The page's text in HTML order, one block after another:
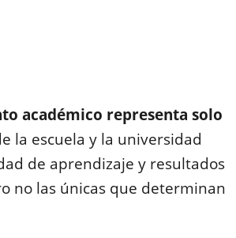
académico representa solo
la escuela y la universidad
de aprendizaje y resultados
no las únicas que determinan